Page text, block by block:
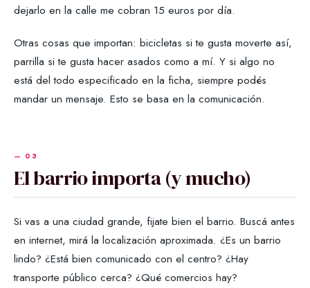
dejarlo en la calle me cobran 15 euros por día.
Otras cosas que importan: bicicletas si te gusta moverte así,
parrilla si te gusta hacer asados como a mí. Y si algo no
está del todo especificado en la ficha, siempre podés
mandar un mensaje. Esto se basa en la comunicación.
El barrio importa (y mucho)
Si vas a una ciudad grande, fijate bien el barrio. Buscá antes
en internet, mirá la localización aproximada. ¿Es un barrio
lindo? ¿Está bien comunicado con el centro? ¿Hay
transporte público cerca? ¿Qué comercios hay?